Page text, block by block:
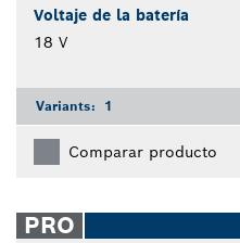
Voltaje de la batería
18 V
Variants: 1
Comparar producto
PRO